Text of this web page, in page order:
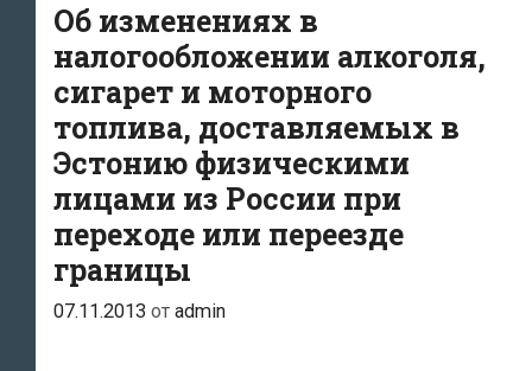
Об изменениях в
налогообложении алкоголя,
сигарет и моторного
топлива, доставляемых в
Эстонию физическими
лицами из России при
переходе или переезде
границы
07.11.2013 от admin